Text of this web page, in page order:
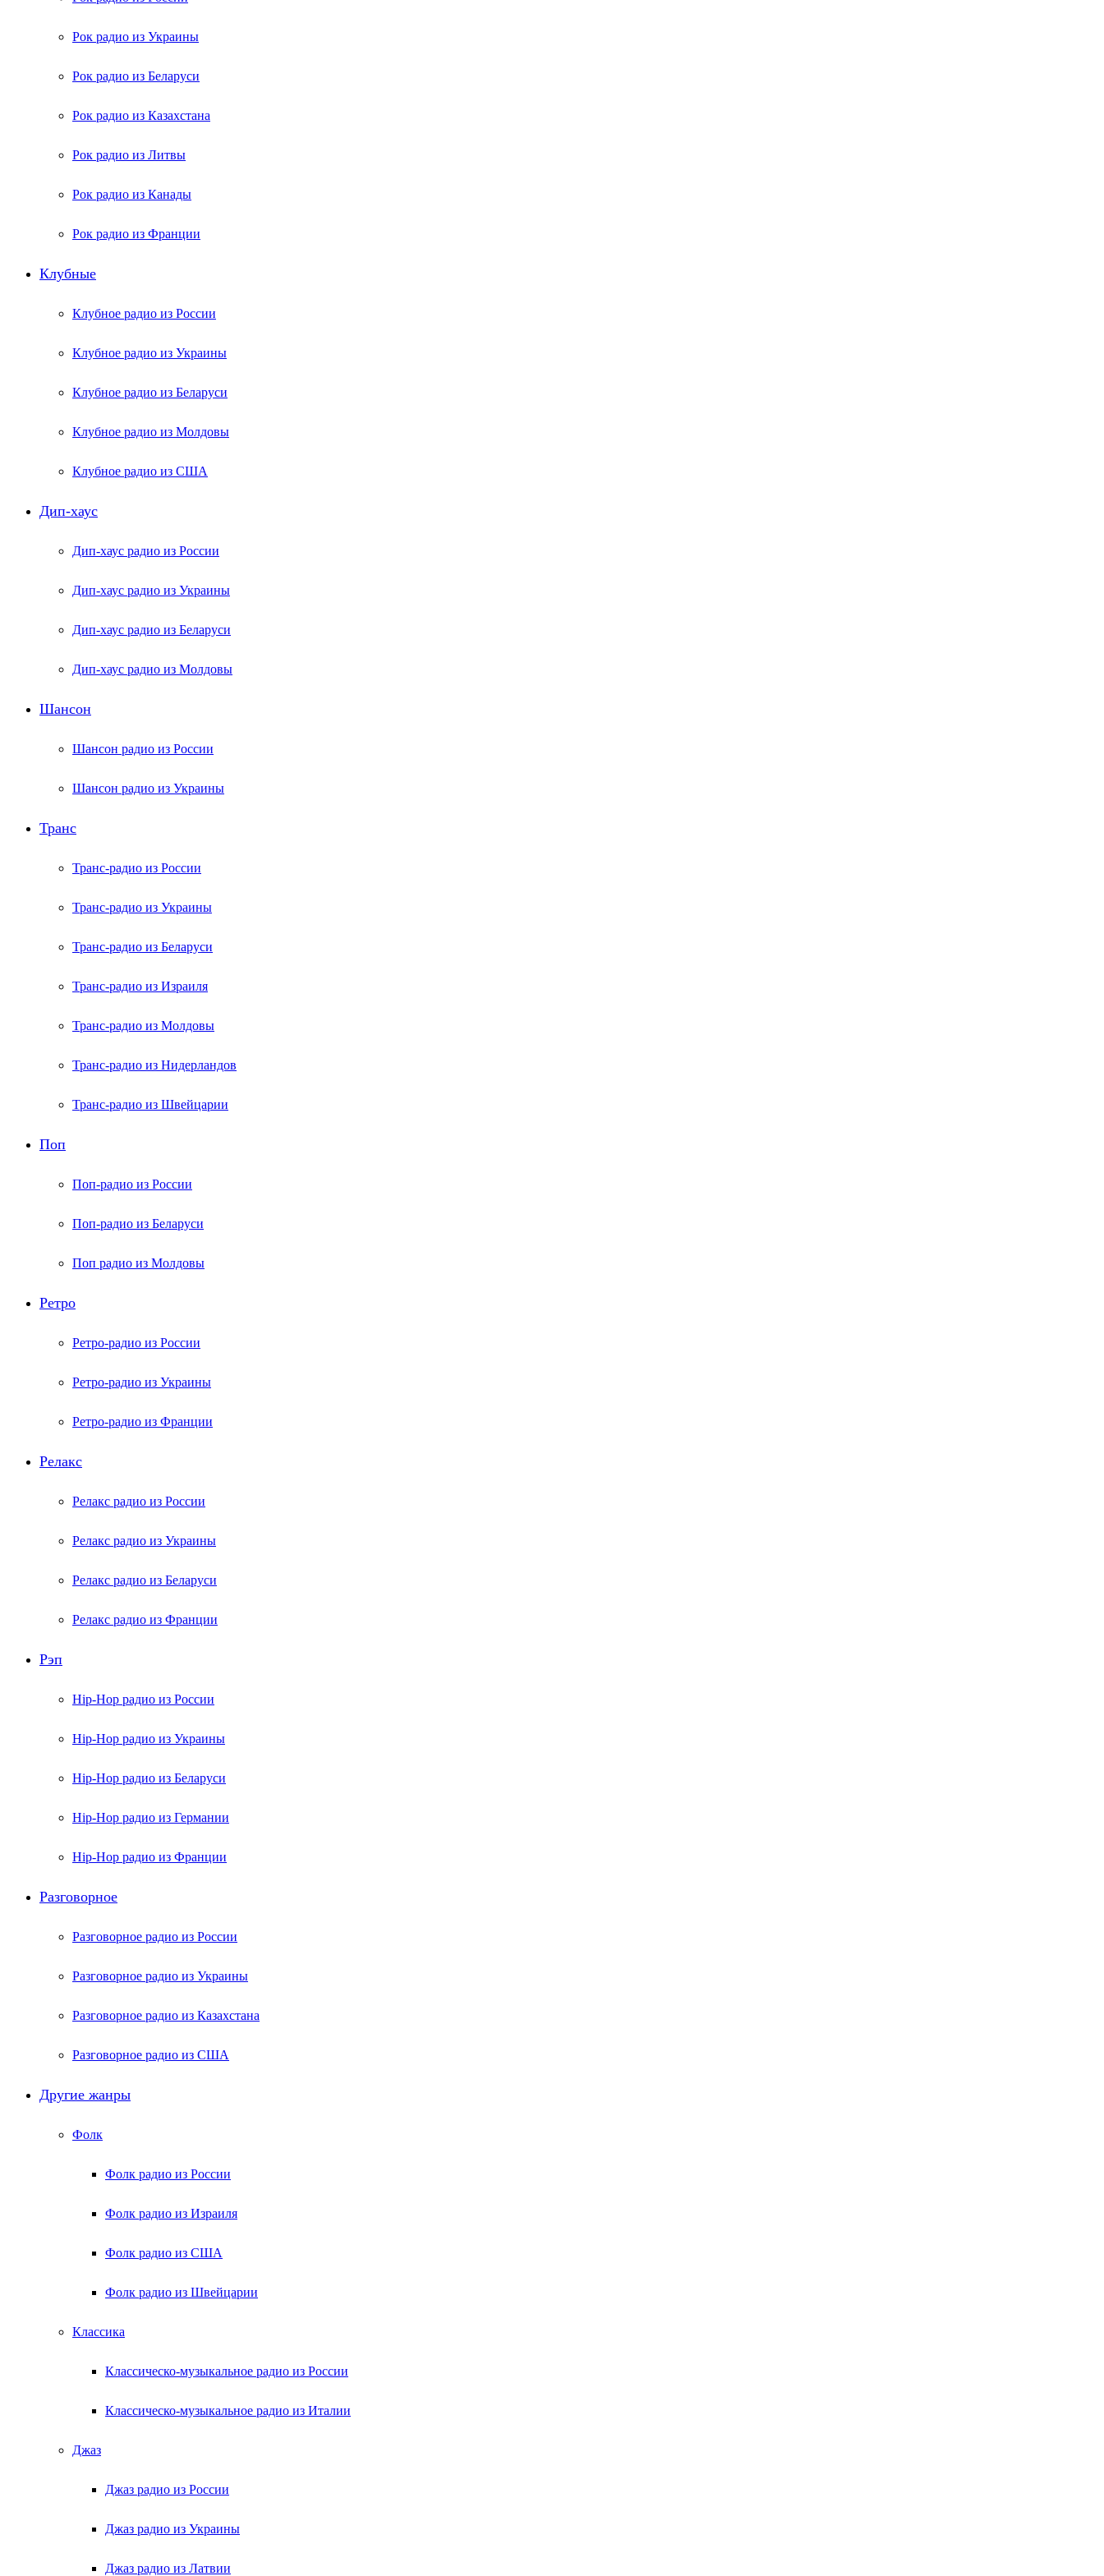
Рок радио из Украины
Рок радио из Беларуси
Рок радио из Казахстана
Рок радио из Литвы
Рок радио из Канады
Рок радио из Франции
Клубные
Клубное радио из России
Клубное радио из Украины
Клубное радио из Беларуси
Клубное радио из Молдовы
Клубное радио из США
Дип-хаус
Дип-хаус радио из России
Дип-хаус радио из Украины
Дип-хаус радио из Беларуси
Дип-хаус радио из Молдовы
Шансон
Шансон радио из России
Шансон радио из Украины
Транс
Транс-радио из России
Транс-радио из Украины
Транс-радио из Беларуси
Транс-радио из Израиля
Транс-радио из Молдовы
Транс-радио из Нидерландов
Транс-радио из Швейцарии
Поп
Поп-радио из России
Поп-радио из Беларуси
Поп радио из Молдовы
Ретро
Ретро-радио из России
Ретро-радио из Украины
Ретро-радио из Франции
Релакс
Релакс радио из России
Релакс радио из Украины
Релакс радио из Беларуси
Релакс радио из Франции
Рэп
Hip-Hop радио из России
Hip-Hop радио из Украины
Hip-Hop радио из Беларуси
Hip-Hop радио из Германии
Hip-Hop радио из Франции
Разговорное
Разговорное радио из России
Разговорное радио из Украины
Разговорное радио из Казахстана
Разговорное радио из США
Другие жанры
Фолк
Фолк радио из России
Фолк радио из Израиля
Фолк радио из США
Фолк радио из Швейцарии
Классика
Классическо-музыкальное радио из России
Классическо-музыкальное радио из Италии
Джаз
Джаз радио из России
Джаз радио из Украины
Джаз радио из Латвии